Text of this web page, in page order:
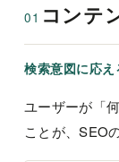
01 コンテ
検索意図に応
ユーザーが「
ことが、SEO